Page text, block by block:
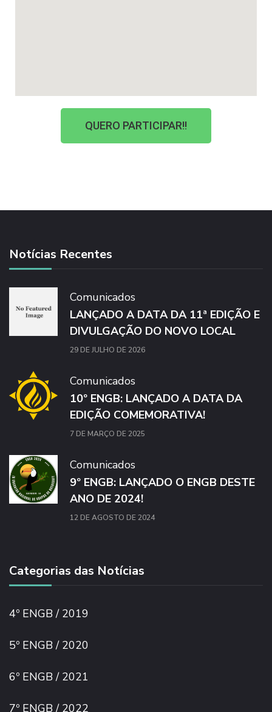
QUERO PARTICIPAR!!
Notícias Recentes
Comunicados
LANÇADO A DATA DA 11ª EDIÇÃO E
DIVULGAÇÃO DO NOVO LOCAL
29 DE JULHO DE 2026
Comunicados
10º ENGB: LANÇADO A DATA DA
EDIÇÃO COMEMORATIVA!
7 DE MARÇO DE 2025
Comunicados
9º ENGB: LANÇADO O ENGB DESTE
ANO DE 2024!
12 DE AGOSTO DE 2024
Categorias das Notícias
4º ENGB / 2019
5º ENGB / 2020
6º ENGB / 2021
7º ENGB / 2022